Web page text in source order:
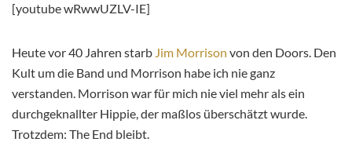
[youtube wRwwUZLV-IE]
Heute vor 40 Jahren starb Jim Morrison von den Doors. Den
Kult um die Band und Morrison habe ich nie ganz
verstanden. Morrison war für mich nie viel mehr als ein
durchgeknallter Hippie, der maßlos überschätzt wurde.
Trotzdem: The End bleibt.